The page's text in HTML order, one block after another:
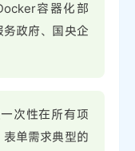
容器化部
政府、国央企
次性在所有项
单需求典型的